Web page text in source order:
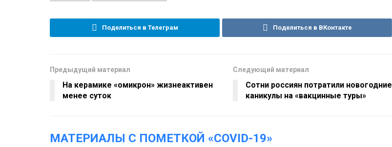
Поделиться в Телеграм Поделиться в ВКонтакте
Предыдущий материал
На керамике «омикрон» жизнеактивен
менее суток
Следующий материал
Сотни россиян потратили новогодние
каникулы на «вакцинные туры»
МАТЕРИАЛЫ С ПОМЕТКОЙ «COVID-19»